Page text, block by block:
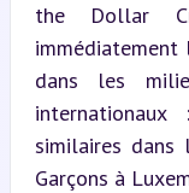
the Dollar
immédiatement
dans les
similaires
Garçons à